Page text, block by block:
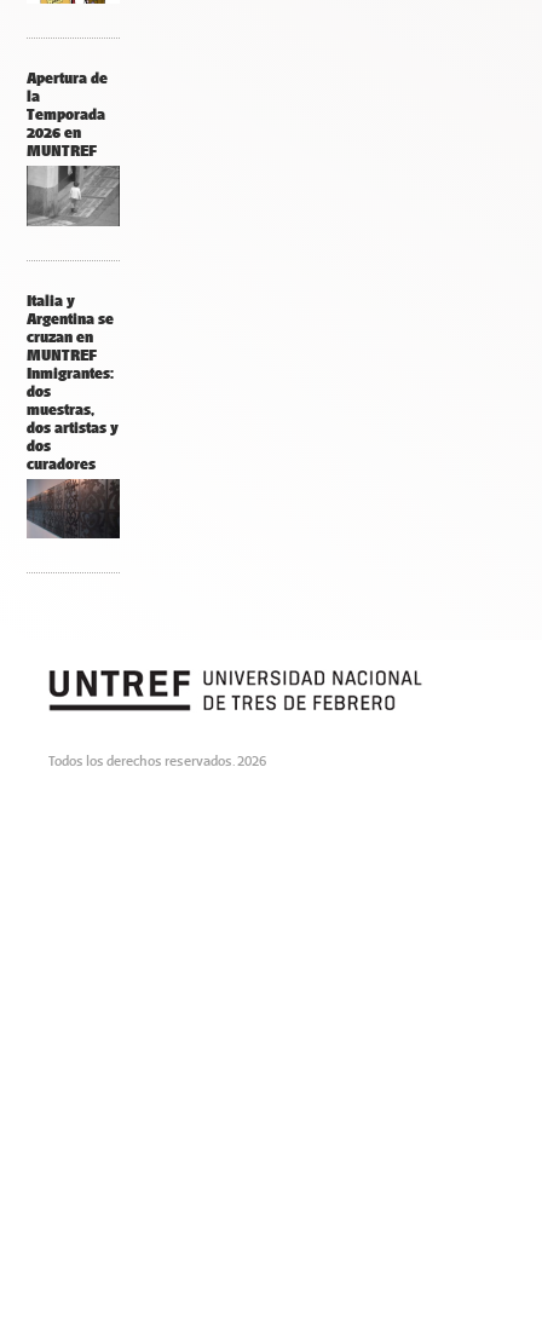
Apertura de
la
Temporada
2026 en
MUNTREF
Italia y
Argentina se
cruzan en
MUNTREF
Inmigrantes:
dos
muestras,
dos artistas y
dos
curadores
Todos los derechos reservados. 2026